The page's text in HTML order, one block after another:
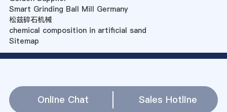
Smart Grinding Ball Mill Germany
松兹碎石机械
chemical composition in artificial sand
Sitemap
Online Chat Sales Hotline